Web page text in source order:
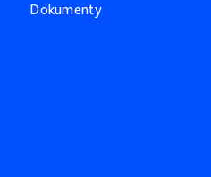
Dokumenty